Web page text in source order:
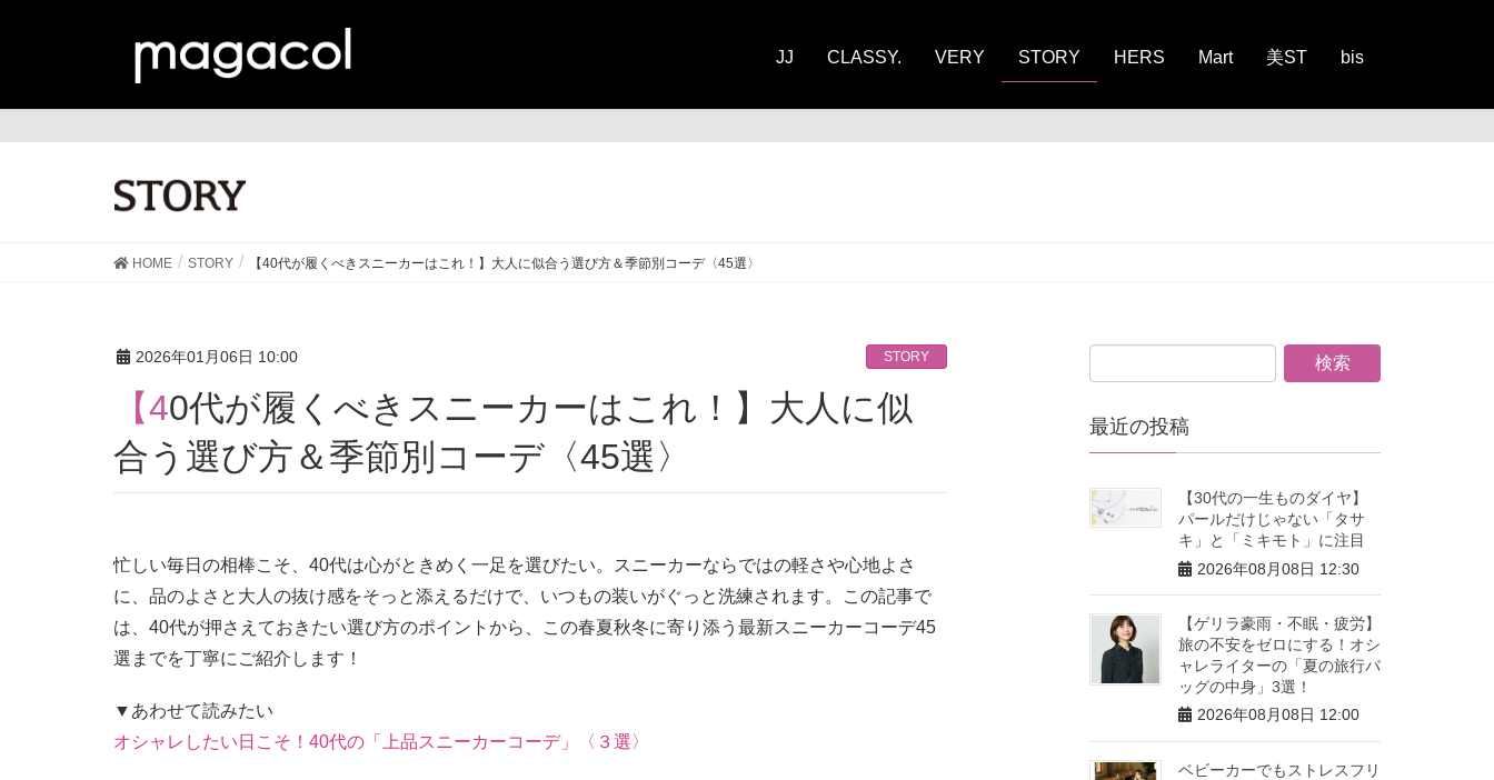
JJ CLASSY. VERY STORY HERS Mart 美ST bis
HOME STORY 【40代が履くべきスニーカーはこれ！】大人に似合う選び方＆季節別コーデ〈45選〉
2026年01月06日 10:00 STORY
【40代が履くべきスニーカーはこれ！】大人に似
合う選び方＆季節別コーデ〈45選〉
忙しい毎日の相棒こそ、40代は心がときめく一足を選びたい。スニーカーならではの軽さや心地よさ
に、品のよさと大人の抜け感をそっと添えるだけで、いつもの装いがぐっと洗練されます。この記事で
は、40代が押さえておきたい選び方のポイントから、この春夏秋冬に寄り添う最新スニーカーコーデ45
選までを丁寧にご紹介します！
▼あわせて読みたい
オシャレしたい日こそ！40代の「上品スニーカーコーデ」〈３選〉
最近の投稿
【30代の一生ものダイヤ】
パールだけじゃない「タサ
キ」と「ミキモト」に注目
2026年08月08日 12:30
【ゲリラ豪雨・不眠・疲労】
旅の不安をゼロにする！オシ
ャレライターの「夏の旅行バ
ッグの中身」3選！
2026年08月08日 12:00
ベビーカーでもストレスフリ